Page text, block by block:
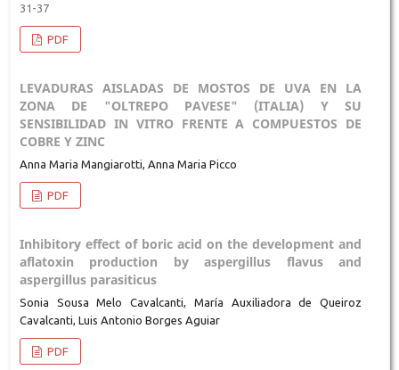
31-37
PDF
LEVADURAS AISLADAS DE MOSTOS DE UVA EN LA
ZONA DE "OLTREPO PAVESE" (ITALIA) Y SU
SENSIBILIDAD IN VITRO FRENTE A COMPUESTOS DE
COBRE Y ZINC
Anna Maria Mangiarotti, Anna Maria Picco
PDF
Inhibitory effect of boric acid on the development and
aflatoxin production by aspergillus flavus and
aspergillus parasiticus
Sonia Sousa Melo Cavalcanti, María Auxiliadora de Queiroz
Cavalcanti, Luis Antonio Borges Aguiar
PDF